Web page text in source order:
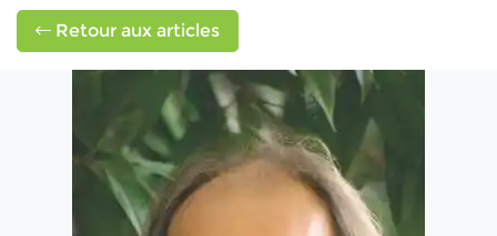
Retour aux articles